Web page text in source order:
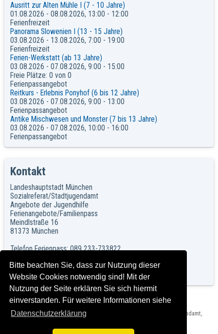
Bitte beachten Sie, dass zur Nutzung dieser
Website Cookies notwendig sind! Mit der
Nutzung der Seite erklären Sie sich hiermit
einverstanden. Für weitere Informationen siehe
Datenschutzerklärung
Ausritt zur Alten Mühle I (7 - 10 Jahre)
01.08.2026 - 08.08.2026, 13:00 - 12:00
Ferienfreizeit
Panorama Slowenien I (13 - 15 Jahre)
03.08.2026 - 13.08.2026, 7:00 - 19:00
Ferienfreizeit
Ferien-Werkstatt (ab 13 Jahre)
03.08.2026 - 07.08.2026, 9:00 - 15:00
Freie Plätze: 0 von 0
Ferienpassangebot
Reitkurs - Erlebnis Ponyhof (6 bis 12 Jahre)
03.08.2026 - 07.08.2026, 9:00 - 13:00
Ferienpassangebot
Antike Mischwesen und Monster (7 bis 13 Jahre)
03.08.2026 - 07.08.2026, 10:00 - 16:00
Ferienpassangebot
Kontakt
Landeshauptstadt München
Sozialreferat/Stadtjugendamt
Angebote der Jugendhilfe
Ferienangebote/Familienpass
Meindlstraße 16
81373 München
Telefon Ferienpass: 089 233-733822
Telefon Ferienfreizeiten: 089 233-733833
Telefax: 089 233-733834
Herausgeber: Landeshauptstadt München, Sozialreferat - Stadtjugendamt,
Version: C2015-07-01_1.06 T2024-03-15_2.0.0